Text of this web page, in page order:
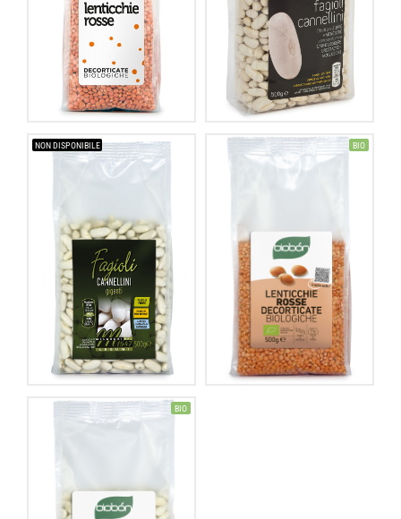
NON DISPONIBILE BIO
BIO